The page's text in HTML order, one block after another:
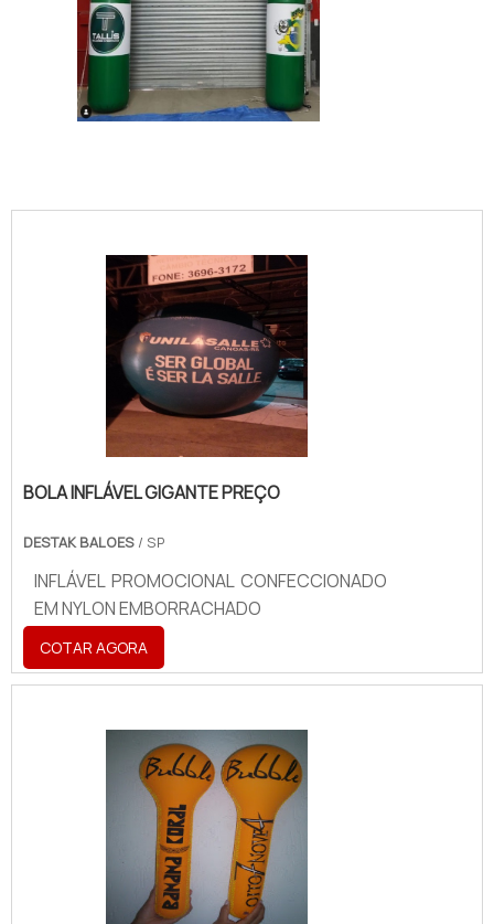
BOLA INFLÁVEL GIGANTE PREÇO
DESTAK BALOES / SP
INFLÁVEL PROMOCIONAL CONFECCIONADO
EM NYLON EMBORRACHADO
COTAR AGORA